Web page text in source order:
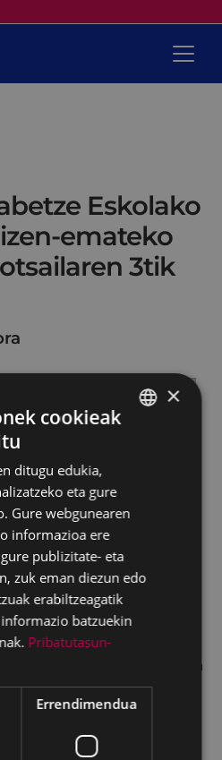
Eskolako
emateko
3tik
zaitugu hurbildu
topaketa, prestakuntza
Gure eskaintza
dugu.
Andretxean eta Pegoran
×
cookieak
ditugu edukia,
eta gure
Gure webgunearen
informazioa ere
publizitate- eta
zuk eman diezun edo
erabiltzeagatik
batzuekin
Pribatutasun-
Errendimendua